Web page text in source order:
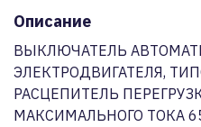
Описание
ВЫКЛЮЧАТЕЛЬ
ЭЛЕКТРОДВИГАТЕЛЯ,
РАСЦЕПИТЕЛЬ
МАКСИМАЛЬНОГО ТОКА